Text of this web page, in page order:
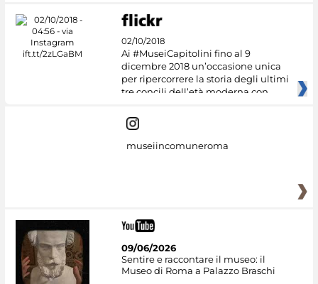
02/10/2018
Ai #MuseiCapitolini fino al 9
dicembre 2018 un’occasione unica
per ripercorrere la storia degli ultimi
tre concili dell’età moderna con
museiincomuneroma
09/06/2026
Sentire e raccontare il museo: il
Museo di Roma a Palazzo Braschi